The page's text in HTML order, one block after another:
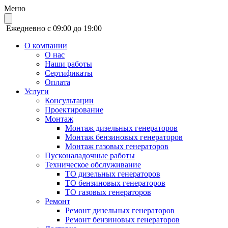
Меню
Ежедневно с 09:00 до 19:00
О компании
О нас
Наши работы
Сертификаты
Оплата
Услуги
Консультации
Проектирование
Монтаж
Монтаж дизельных генераторов
Монтаж бензиновых генераторов
Монтаж газовых генераторов
Пусконаладочные работы
Техническое обслуживание
ТО дизельных генераторов
ТО бензиновых генераторов
ТО газовых генераторов
Ремонт
Ремонт дизельных генераторов
Ремонт бензиновых генераторов